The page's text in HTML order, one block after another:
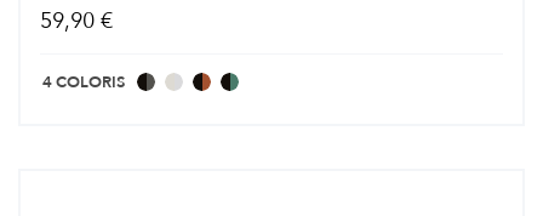
59,90 €
4 COLORIS